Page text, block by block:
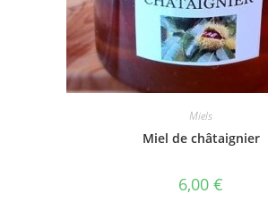
Miels
Miel de châtaignier
6,00 €